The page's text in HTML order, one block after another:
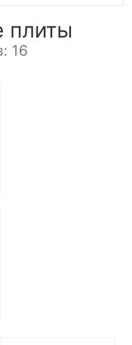
плиты
16